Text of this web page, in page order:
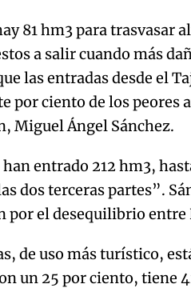
81 hm3 para trasvasar
a salir cuando más
las entradas desde el
por ciento de los peores
Miguel Ángel Sánchez.
entrado 212 hm3,
dos terceras partes”.
por el desequilibrio entre
de uso más turístico,
un 25 por ciento, tiene